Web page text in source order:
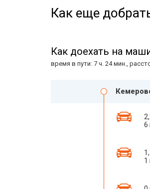
Как еще
Как доехать на
время в пути: 7 ч. 24 мин.,
6
1